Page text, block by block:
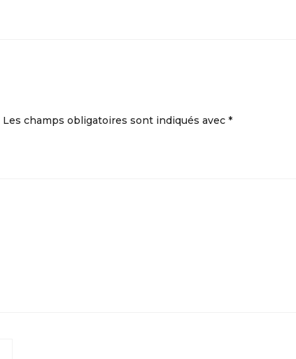
Les champs obligatoires sont indiqués avec *